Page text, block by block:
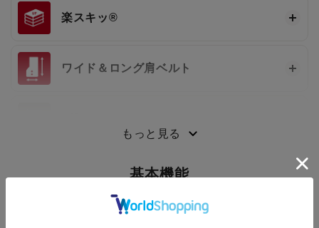
楽スキッ®
ワイド＆ロング肩ベルト
もっと見る
基本機能